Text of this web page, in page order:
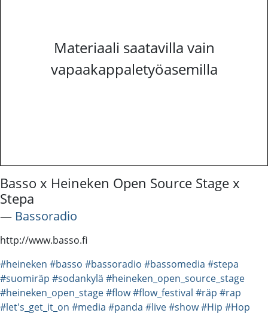
Materiaali saatavilla vain
vapaakappaletyöasemilla
Basso x Heineken Open Source Stage x
Stepa
― Bassoradio
http://www.basso.fi
#heineken #basso #bassoradio #bassomedia #stepa
#suomiräp #sodankylä #heineken_open_source_stage
#heineken_open_stage#flow#flow_festival #räp #rap
#let's_get_it_on #media #panda #live#show#Hip #Hop